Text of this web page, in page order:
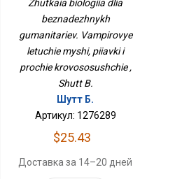
Вампировые Летучие
Мыши, Пиявки И Прочие
Кровососущие
Zhutkaia biologiia dlia
beznadezhnykh
gumanitariev. Vampirovye
letuchie myshi, piiavki i
prochie krovososushchie ,
Shutt B.
Шутт Б.
Артикул: 1276289
$25.43
Доставка за 14–20 дней